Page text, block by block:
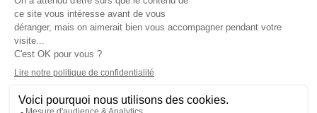
Nos expertises